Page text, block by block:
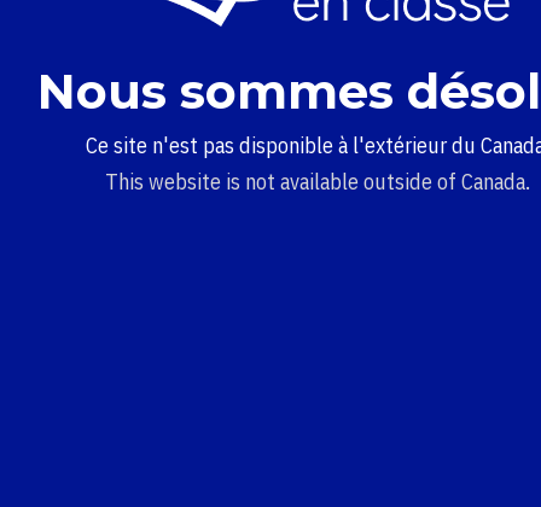
Nous sommes
Ce site n'est pas disponible à l'extérieur du
This website is not available outside of Canada.